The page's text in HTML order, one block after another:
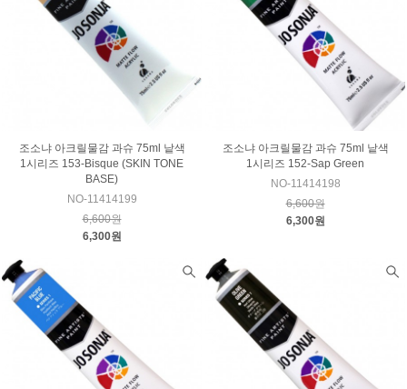
조소냐 아크릴물감 과슈 75ml 낱색
1시리즈 153-Bisque (SKIN TONE
BASE)
NO-11414199
6,600원
6,300원
조소냐 아크릴물감 과슈 75ml 낱색
1시리즈 152-Sap Green
NO-11414198
6,600원
6,300원